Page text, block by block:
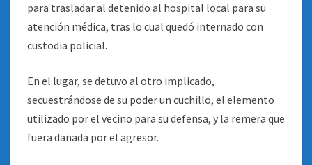
para trasladar al detenido al hospital local para su
atención médica, tras lo cual quedó internado con
custodia policial.
En el lugar, se detuvo al otro implicado,
secuestrándose de su poder un cuchillo, el elemento
utilizado por el vecino para su defensa, y la remera que
fuera dañada por el agresor.